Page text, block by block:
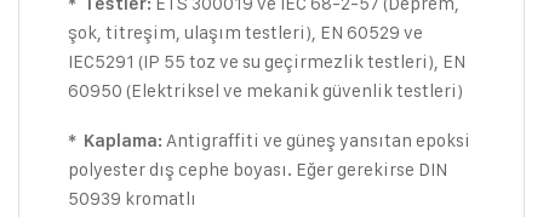
şok, titreşim, ulaşım testleri), EN 60529 ve
IEC5291 (IP 55 toz ve su geçirmezlik testleri), EN
60950 (Elektriksel ve mekanik güvenlik testleri)
* Kaplama: Antigraffiti ve güneş yansıtan epoksi
polyester dış cephe boyası. Eğer gerekirse DIN
50939 kromatlı